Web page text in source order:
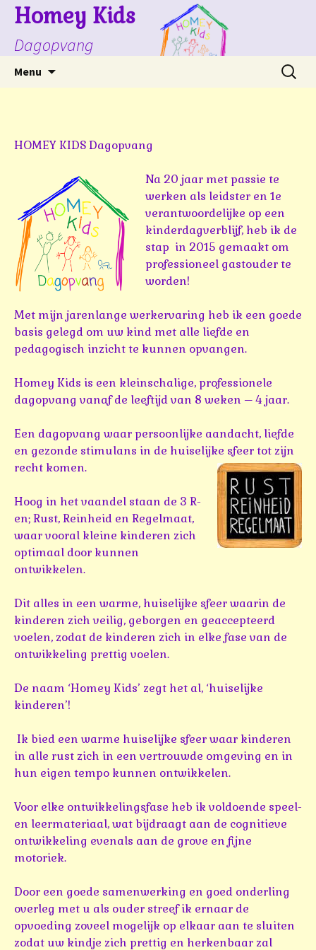
Homey Kids
Dagopvang
Menu
naar:
HOMEY KIDS Dagopvang
Na 20 jaar met passie te
werken als leidster en 1e
verantwoordelijke op een
kinderdagverblijf, heb ik de
stap in 2015 gemaakt om
professioneel gastouder te
worden!
Met mijn jarenlange werkervaring heb ik een goede
basis gelegd om uw kind met alle liefde en
pedagogisch inzicht te kunnen opvangen.
Homey Kids is een kleinschalige, professionele
dagopvang vanaf de leeftijd van 8 weken – 4 jaar.
Een dagopvang waar persoonlijke aandacht, liefde
en gezonde stimulans in de huiselijke sfeer tot zijn
recht komen.
Hoog in het vaandel staan de 3 R-
en; Rust, Reinheid en Regelmaat,
waar vooral kleine kinderen zich
optimaal door kunnen
ontwikkelen.
Dit alles in een warme, huiselijke sfeer waarin de
kinderen zich veilig, geborgen en geaccepteerd
voelen, zodat de kinderen zich in elke fase van de
ontwikkeling prettig voelen.
De naam ‘Homey Kids’ zegt het al, ‘huiselijke
kinderen’!
Ik bied een warme huiselijke sfeer waar kinderen
in alle rust zich in een vertrouwde omgeving en in
hun eigen tempo kunnen ontwikkelen.
Voor elke ontwikkelingsfase heb ik voldoende speel-
en leermateriaal, wat bijdraagt aan de cognitieve
ontwikkeling evenals aan de grove en fijne
motoriek.
Door een goede samenwerking en goed onderling
overleg met u als ouder streef ik ernaar de
opvoeding zoveel mogelijk op elkaar aan te sluiten
zodat uw kindje zich prettig en herkenbaar zal